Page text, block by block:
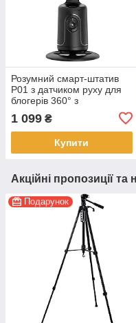
Розумний смарт-штатив
P01 з датчиком руху для
блогерів 360° з
1 099 ₴
Купити
Акційні пропозиції та
Подарунок